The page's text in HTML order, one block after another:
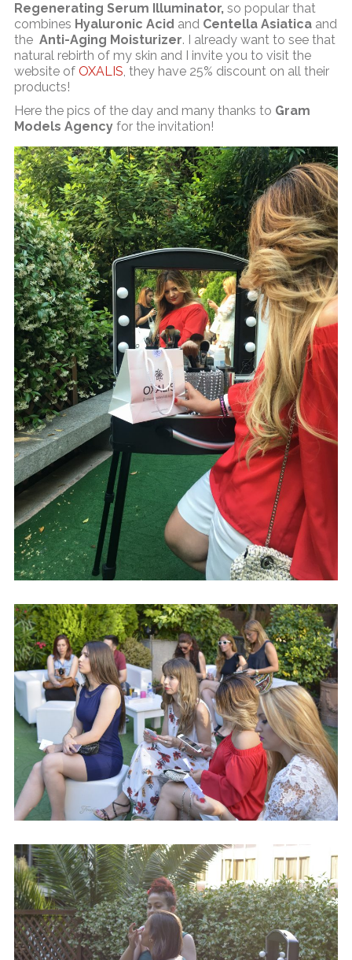
Regenerating Serum Illuminator,so popular that
combines Hyaluronic Acid and Centella Asiaticaand
the Anti-Aging Moisturizer. I already want to see that
natural rebirth of my skin and I invite you to visit the
website of OXALIS, they have 25% discount on all their
products!
Here the pics of the day and many thanks to Gram
Models Agencyfor the invitation!